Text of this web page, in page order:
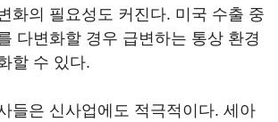
화의 필요성도 커진다. 미국 수출 중
다변화할 경우 급변하는 통상 환경
할 수 있다.
들은 신사업에도 적극적이다. 세아